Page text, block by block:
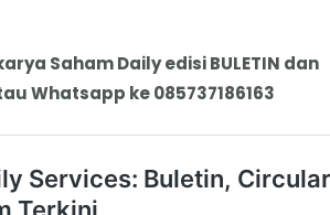
Saham Daily edisi BULETIN dan
Whatsapp ke 085737186163